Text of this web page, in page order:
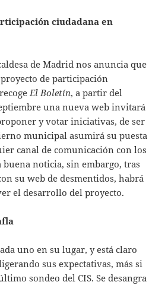
ciudadana en
de Madrid nos anuncia que
de participación
El Boletín, a partir del
una nueva web invitará
y votar iniciativas, de ser
municipal asumirá su puesta
canal de comunicación con los
buena noticia, sin embargo, tras
su web de desmentidos, habrá
el desarrollo del proyecto.
uno en su lugar, y está claro
sus expectativas, más si
sondeo del CIS. Se desangra